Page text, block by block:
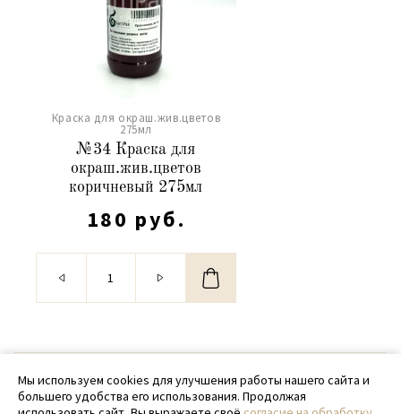
Краска для окраш.жив.цветов
275мл
№34 Краска для
окраш.жив.цветов
коричневый 275мл
180 руб.
© 2020 - 2026 SamPack
+ 7 (918) 699-97-87
Мы используем cookies для улучшения работы нашего сайта и
большего удобства его использования. Продолжая